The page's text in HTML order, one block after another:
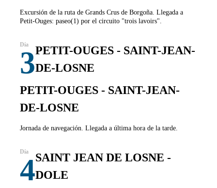
Excursión de la ruta de Grands Crus de Borgoña. Llegada a
Petit-Ouges: paseo(1) por el circuito "trois lavoirs".
3PETIT-OUGES - SAINT-JEAN-
DE-LOSNE
PETIT-OUGES - SAINT-JEAN-
DE-LOSNE
Jornada de navegación. Llegada a última hora de la tarde.
4SAINT JEAN DE LOSNE -
DOLE